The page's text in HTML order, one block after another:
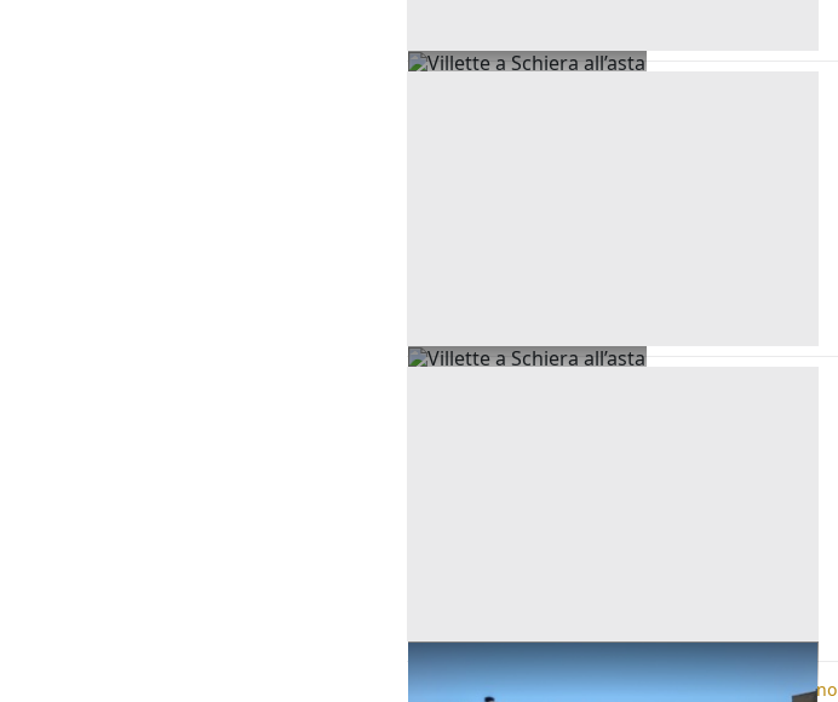
Ricerche correlate Immobili Residenziali, Oristano